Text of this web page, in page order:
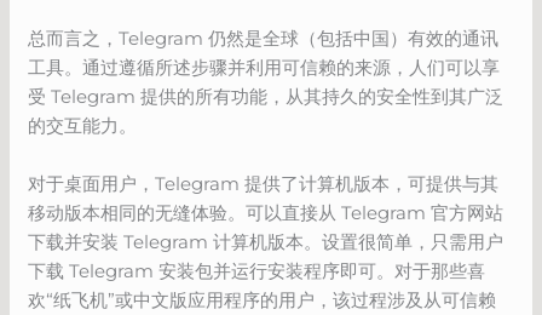
总而言之，Telegram 仍然是全球（包括中国）有效的通讯
工具。通过遵循所述步骤并利用可信赖的来源，人们可以享
受 Telegram 提供的所有功能，从其持久的安全性到其广泛
的交互能力。
对于桌面用户，Telegram 提供了计算机版本，可提供与其
移动版本相同的无缝体验。可以直接从 Telegram 官方网站
下载并安装 Telegram 计算机版本。设置很简单，只需用户
下载 Telegram 安装包并运行安装程序即可。对于那些喜
欢“纸飞机”或中文版应用程序的用户，该过程涉及从可信赖